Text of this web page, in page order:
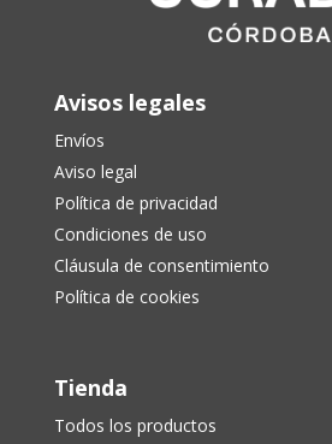
Avisos legales
Envíos
Aviso legal
Política de privacidad
Condiciones de uso
Cláusula de consentimiento
Política de cookies
Tienda
Todos los productos